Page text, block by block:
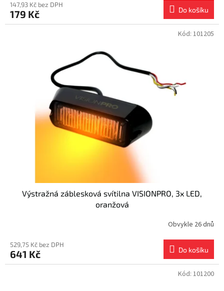
147,93 Kč bez DPH
179 Kč Do košíku
Výstražná záblesková svítilna VISIONPRO, 3x LED,
oranžová
Obvykle 26 dnů
529,75 Kč bez DPH
641 Kč Do košíku
Kód: 101205
Kód: 101200